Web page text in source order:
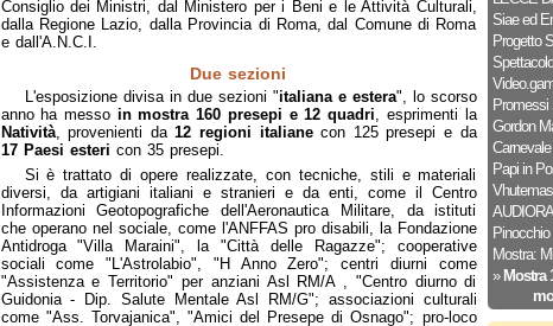
Siae ed
Progetto
Promessi
Gordon
Papi in
Vhutemas
Pinocchio
Mostra:
» Mostra
Consiglio dei Ministri, dal Ministero per i Beni e le Attività Culturali,
dalla Regione Lazio, dalla Provincia di Roma, dal Comune di Roma
e dall'A.N.C.I.
Due sezioni
L'esposizione divisa in due sezioni "italiana e estera", lo scorso
anno ha messo in mostra 160 presepi e 12 quadri, esprimenti la
Natività, provenienti da12 regioni italianecon 125 presepi e da
17 Paesi esteri con 35 presepi.
Si è trattato di opere realizzate, con tecniche, stili e materiali
diversi, da artigiani italiani e stranieri e da enti, come il Centro
Informazioni Geotopografiche dell'Aeronautica Militare, da istituti
che operano nel sociale, come l'ANFFAS pro disabili, la Fondazione
Antidroga "Villa Maraini", la "Città delle Ragazze"; cooperative
sociali come "L'Astrolabio", "H Anno Zero"; centri diurni come
"Assistenza e Territorio" per anziani Asl RM/A , "Centro diurno di
Guidonia - Dip. Salute Mentale Asl RM/G"; associazioni culturali
come "Ass. Torvajanica", "Amici del Presepe di Osnago"; pro-loco